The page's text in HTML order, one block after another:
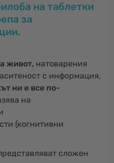
на таблетки
за
живот, натоварения
с информация,
ни е все по-
на
(когнитивни
сложен